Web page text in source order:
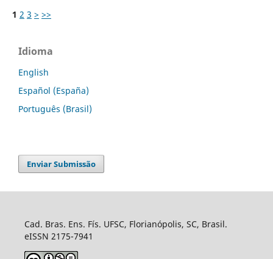
1 2 3 > >>
Idioma
English
Español (España)
Português (Brasil)
Enviar Submissão
Cad. Bras. Ens. Fís. UFSC, Florianópolis, SC, Brasil.
eISSN 2175-7941